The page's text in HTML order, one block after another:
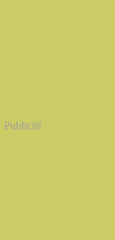
Publicité